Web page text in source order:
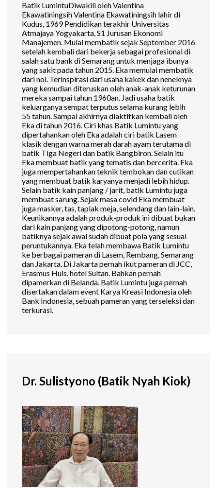
Batik LumintuDiwakili oleh Valentina
Ekawatiningsih Valentina Ekawatiningsih lahir di
Kudus, 1969 Pendidikan terakhir Universitas
Atmajaya Yogyakarta, S1 Jurusan Ekonomi
Manajemen. Mulai membatik sejak September 2016
setelah kembali dari bekerja sebagai profesional di
salah satu bank di Semarang untuk menjaga ibunya
yang sakit pada tahun 2015. Eka memulai membatik
dari nol. Terinspirasi dari usaha kakek dan neneknya
yang kemudian diteruskan oleh anak-anak keturunan
mereka sampai tahun 1960an. Jadi usaha batik
keluarganya sempat terputus selama kurang lebih
55 tahun. Sampai akhirnya diaktifkan kembali oleh
Eka di tahun 2016. Ciri khas Batik Lumintu yang
dipertahankan oleh Eka adalah ciri batik Lasem
klasik dengan warna merah darah ayam terutama di
batik Tiga Negeri dan batik Bangbiron. Selain itu
Eka membuat batik yang tematis dan bercerita. Eka
juga mempertahankan teknik tembokan dan cutikan
yang membuat batik karyanya menjadi lebih hidup.
Selain batik kain panjang / jarit, batik Lumintu juga
membuat sarung. Sejak masa covid Eka membuat
juga masker, tas, taplak meja, selendang dan lain-lain.
Keunikannya adalah produk-produk ini dibuat bukan
dari kain panjang yang dipotong-potong, namun
batiknya sejak awal sudah dibuat pola yang sesuai
peruntukannya. Eka telah membawa Batik Lumintu
ke berbagai pameran di Lasem, Rembang, Semarang
dan Jakarta. Di Jakarta pernah ikut pameran di JCC,
Erasmus Huis, hotel Sultan. Bahkan pernah
dipamerkan di Belanda. Batik Lumintu juga pernah
disertakan dalam event Karya Kreasi Indonesia oleh
Bank Indonesia, sebuah pameran yang terseleksi dan
terkurasi.
Dr. Sulistyono (Batik Nyah Kiok)